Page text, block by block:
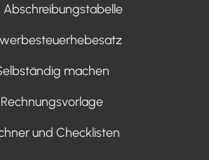
Abschreibungstabelle
machen
Rechnungsvorlage
und Checklisten